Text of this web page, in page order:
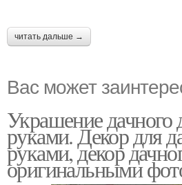
читать дальше →
Вас может
Украшение дачного
руками. Декор для
руками, декор
оригинальными